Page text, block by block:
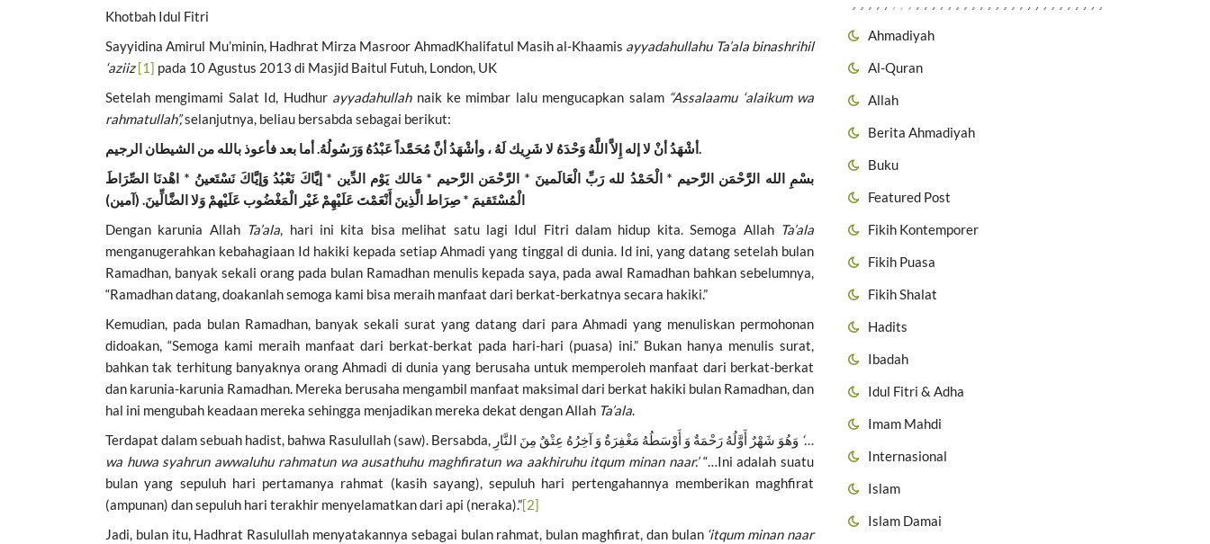
Ahmadiyah
Al-Quran
Allah
Berita Ahmadiyah
Buku
Featured Post
Fikih Kontemporer
Fikih Puasa
Fikih Shalat
Hadits
Ibadah
Idul Fitri & Adha
Imam Mahdi
Internasional
Islam
Islam Damai
o
o
k
p
p
Khotbah Idul Fitri
Sayyidina Amirul Mu’minin, Hadhrat Mirza Masroor AhmadKhalifatul Masih al-Khaamis ayyadahullahu Ta’ala binashrihil
‘aziiz [1] pada 10 Agustus 2013 di Masjid Baitul Futuh, London, UK
Setelah mengimami Salat Id, Hudhur ayyadahullahnaik ke mimbar lalu mengucapkan salam “Assalaamu ‘alaikum wa
rahmatullah”,selanjutnya, beliau bersabda sebagai berikut:
أشْهَدُ أنْ لا إله إِلاَّ اللَّهُ وَحْدَهُ لا شَرِيك لَهُ ، وأشْهَدُ أنَّ مُحَمَّداً عَبْدُهُ وَرَسُولُهُ.أما بعد فأعوذ بالله من الشيطان الرجيم.
بسْمِ الله الرَّحْمَن الرَّحيم * الْحَمْدُ لله رَبِّ الْعَالَمينَ * الرَّحْمَن الرَّحيم * مَالك يَوْم الدِّين * إيَّاكَ نَعْبُدُ وَإيَّاكَ نَسْتَعينُ * اهْدنَا الصِّرَاطَ
الْمُسْتَقيمَ * صِرَاط الَّذِينَ أَنْعَمْتَ عَلَيْهِمْ غَيْر الْمَغْضُوب عَلَيْهمْ وَلا الضَّالِّينَ. (آمين)
Dengan karunia Allah Ta’ala, hari ini kita bisa melihat satu lagi Idul Fitri dalam hidup kita. Semoga Allah Ta’ala
menganugerahkan kebahagiaan Id hakiki kepada setiap Ahmadi yang tinggal di dunia. Id ini, yang datang setelah bulan
Ramadhan, banyak sekali orang pada bulan Ramadhan menulis kepada saya, pada awal Ramadhan bahkan sebelumnya,
“Ramadhan datang, doakanlah semoga kami bisa meraih manfaat dari berkat-berkatnya secara hakiki.”
Kemudian, pada bulan Ramadhan, banyak sekali surat yang datang dari para Ahmadi yang menuliskan permohonan
didoakan, “Semoga kami meraih manfaat dari berkat-berkat pada hari-hari (puasa) ini.” Bukan hanya menulis surat,
bahkan tak terhitung banyaknya orang Ahmadi di dunia yang berusaha untuk memperoleh manfaat dari berkat-berkat
dan karunia-karunia Ramadhan. Mereka berusaha mengambil manfaat maksimal dari berkat hakiki bulan Ramadhan, dan
hal ini mengubah keadaan mereka sehingga menjadikan mereka dekat dengan Allah Ta’ala.
‘…
wa huwa syahrun awwaluhu rahmatun wa ausathuhu maghfiratun wa aakhiruhu itqumminan naar.’“…Ini adalah suatu
bulan yang sepuluh hari pertamanya rahmat (kasih sayang), sepuluh hari pertengahannya memberikan maghfirat
(ampunan) dan sepuluh hari terakhir menyelamatkan dari api (neraka).”[2]
Jadi, bulan itu, Hadhrat Rasulullah menyatakannya sebagai bulan rahmat, bulan maghfirat, dan bulan ‘itqum minan naar